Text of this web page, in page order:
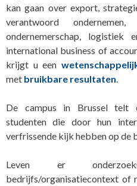
kan gaan over export,
verantwoord
ondernemerschap, logistiek
international business of
krijgt u een
met bruikbare resultaten.
De campus in Brussel telt
studenten die door hun
verfrissende kijk hebben op de
Leven er
bedrijfs/organisatiecontext of